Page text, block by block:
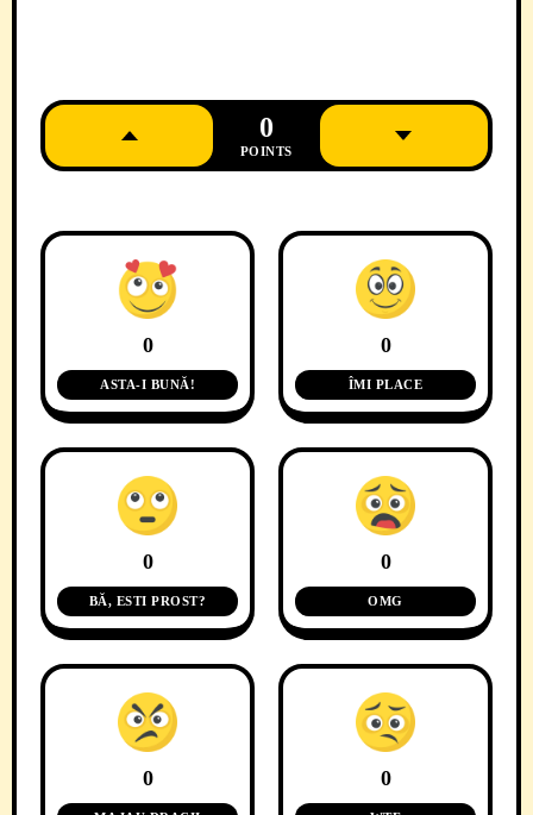
0
POINTS
0
ASTA-I BUNĂ!
0
ÎMI PLACE
0
BĂ, ESTI PROST?
0
OMG
0 0